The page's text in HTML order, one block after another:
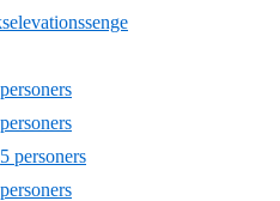
personers